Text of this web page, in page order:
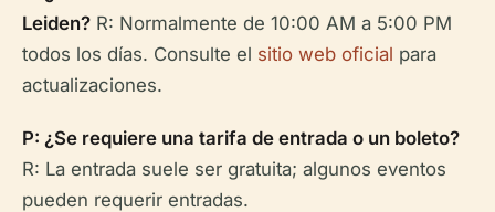
Leiden? R: Normalmente de 10:00 AM a 5:00 PM
todos los días. Consulte el sitio web oficial para
actualizaciones.
P: ¿Se requiere una tarifa de entrada o un boleto?
R: La entrada suele ser gratuita; algunos eventos
pueden requerir entradas.